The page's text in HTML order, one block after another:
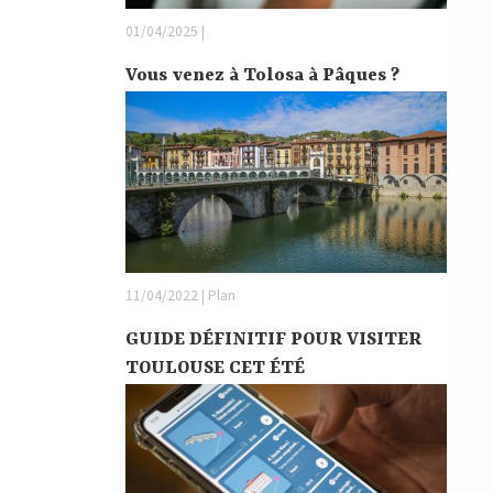
01/04/2025 |
Vous venez à Tolosa à Pâques ?
11/04/2022 | Plan
GUIDE DÉFINITIF POUR VISITER
TOULOUSE CET ÉTÉ